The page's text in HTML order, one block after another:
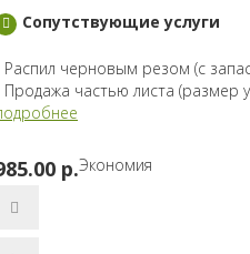
Сопутствующие услуги
Распил черновым резом (с
Продажа частью листа (размер
p.Экономия